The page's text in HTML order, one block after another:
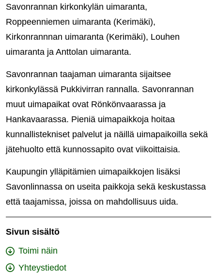
Savonrannan kirkonkylän uimaranta,
Roppeenniemen uimaranta (Kerimäki),
Kirkonrannnan uimaranta (Kerimäki), Louhen
uimaranta ja Anttolan uimaranta.
Savonrannan taajaman uimaranta sijaitsee
kirkonkylässä Pukkivirran rannalla. Savonrannan
muut uimapaikat ovat Rönkönvaarassa ja
Hankavaarassa. Pieniä uimapaikkoja hoitaa
kunnallistekniset palvelut ja näillä uimapaikoilla sekä
jätehuolto että kunnossapito ovat viikoittaisia.
Kaupungin ylläpitämien uimapaikkojen lisäksi
Savonlinnassa on useita paikkoja sekä keskustassa
että taajamissa, joissa on mahdollisuus uida.
Sivun sisältö
Toimi näin
Yhteystiedot